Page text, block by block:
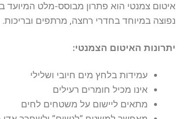
איטום צמנטי הוא פתרון מבוסס-מלט המיועד
נפוצה במיוחד בחדרי רחצה, מרתפים ובריכות.
יתרונות האיטום הצמנטי:
עמידות בלחץ מים חיובי ושלילי
אינו מכיל חומרים רעילים
מתאים ליישום על משטחים לחים